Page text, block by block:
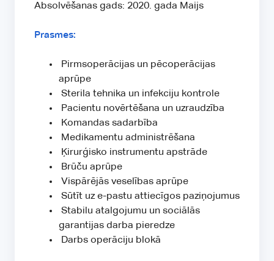
Absolvēšanas gads: 2020. gada Maijs
Prasmes:
Pirmsoperācijas un pēcoperācijas
aprūpe
Sterila tehnika un infekciju kontrole
Pacientu novērtēšana un uzraudzība
Komandas sadarbība
Medikamentu administrēšana
Ķirurģisko instrumentu apstrāde
Brūču aprūpe
Vispārējās veselības aprūpe
Sūtīt uz e-pastu attiecīgos paziņojumus
Stabilu atalgojumu un sociālās
garantijas darba pieredze
Darbs operāciju blokā